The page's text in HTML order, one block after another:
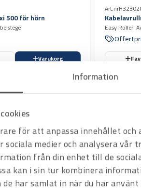
Information
för att anpassa innehållet och
medier och analysera vår
från din enhet till de
kan i sin tur kombinera
har samlat in när du har
500 för hörn
Varukorg
Art.nr
Easy Roller
på 1200
maximal vikt